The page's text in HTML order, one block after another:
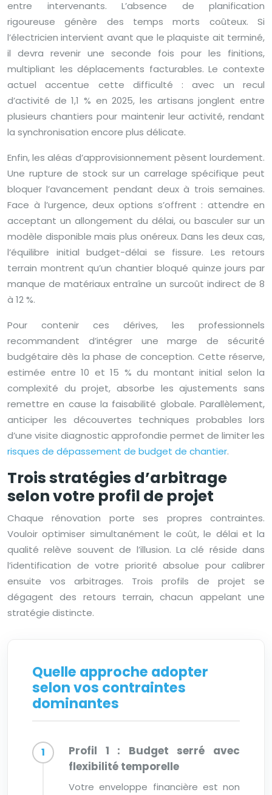
entre intervenants. L’absence de planification
rigoureuse génère des temps morts coûteux. Si
l’électricien intervient avant que le plaquiste ait terminé,
il devra revenir une seconde fois pour les finitions,
multipliant les déplacements facturables. Le contexte
actuel accentue cette difficulté : avec un recul
d’activité de 1,1 % en 2025, les artisans jonglent entre
plusieurs chantiers pour maintenir leur activité, rendant
la synchronisation encore plus délicate.
Enfin, les aléas d’approvisionnement pèsent lourdement.
Une rupture de stock sur un carrelage spécifique peut
bloquer l’avancement pendant deux à trois semaines.
Face à l’urgence, deux options s’offrent : attendre en
acceptant un allongement du délai, ou basculer sur un
modèle disponible mais plus onéreux. Dans les deux cas,
l’équilibre initial budget-délai se fissure. Les retours
terrain montrent qu’un chantier bloqué quinze jours par
manque de matériaux entraîne un surcoût indirect de 8
à 12 %.
Pour contenir ces dérives, les professionnels
recommandent d’intégrer une marge de sécurité
budgétaire dès la phase de conception. Cette réserve,
estimée entre 10 et 15 % du montant initial selon la
complexité du projet, absorbe les ajustements sans
remettre en cause la faisabilité globale. Parallèlement,
anticiper les découvertes techniques probables lors
d’une visite diagnostic approfondie permet de limiter les
risques de dépassement de budget de chantier.
Trois stratégies d’arbitrage
selon votre profil de projet
Chaque rénovation porte ses propres contraintes.
Vouloir optimiser simultanément le coût, le délai et la
qualité relève souvent de l’illusion. La clé réside dans
l’identification de votre priorité absolue pour calibrer
ensuite vos arbitrages. Trois profils de projet se
dégagent des retours terrain, chacun appelant une
stratégie distincte.
Quelle approche adopter
selon vos contraintes
dominantes
Profil 1 : Budget serré avec
flexibilité temporelle
Votre enveloppe financière est non